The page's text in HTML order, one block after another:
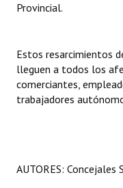
Provincial.
Estos resarcimientos
lleguen a todos los
comerciantes,
trabajadores
AUTORES: